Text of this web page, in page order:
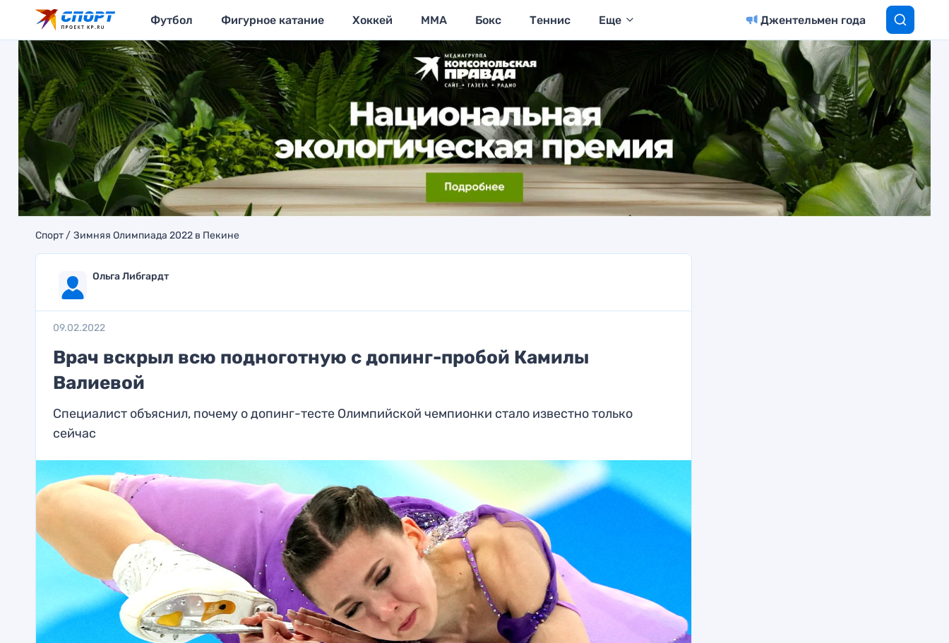
Футбол Фигурное катание Хоккей MMA Бокс Теннис Еще Джентельмен года
Спорт Зимняя Олимпиада 2022 в Пекине
Ольга Либгардт
09.02.2022
Врач вскрыл всю подноготную с допинг-пробой Камилы
Валиевой
Специалист объяснил, почему о допинг-тесте Олимпийской чемпионки стало известно только
сейчас